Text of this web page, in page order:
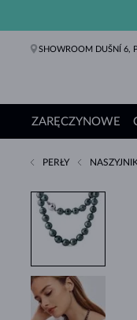
SHOWROOM DUŠNÍ 6,
ZARĘCZYNOWE
PERŁY